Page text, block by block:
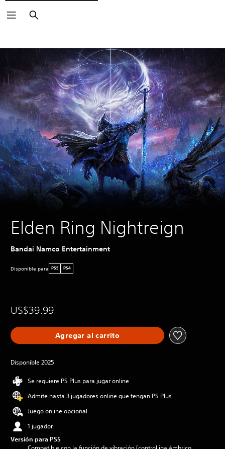
Buscar
Elden Ring Nightreign
Bandai Namco Entertainment
Disponible para PS5 PS4
US$39.99
Agregar al carrito
Disponible 2025
Se requiere PS Plus para jugar online
Admite hasta 3 jugadores online que tengan PS Plus
Juego online opcional
1 jugador
Versión para PS5